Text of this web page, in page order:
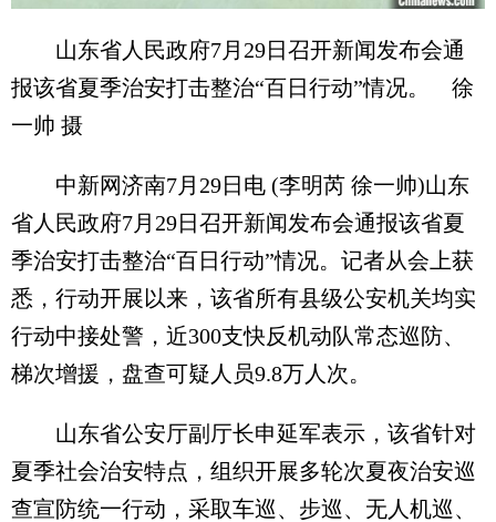
山东省人民政府7月29日召开新闻发布会通
报该省夏季治安打击整治“百日行动”情况。 徐
一帅 摄
中新网济南7月29日电 (李明芮 徐一帅)山东
省人民政府7月29日召开新闻发布会通报该省夏
季治安打击整治“百日行动”情况。记者从会上获
悉，行动开展以来，该省所有县级公安机关均实
行动中接处警，近300支快反机动队常态巡防、
梯次增援，盘查可疑人员9.8万人次。
山东省公安厅副厅长申延军表示，该省针对
夏季社会治安特点，组织开展多轮次夏夜治安巡
查宣防统一行动，采取车巡、步巡、无人机巡、